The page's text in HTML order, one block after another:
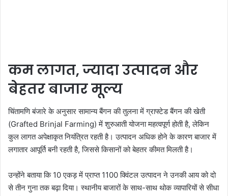
कम लागत, ज्यादा उत्पादन और
बेहतर बाजार मूल्य
चिंतामणि बंजारे के अनुसार सामान्य बैंगन की तुलना में ग्राफ्टेड बैंगन की खेती
(Grafted Brinjal Farming) में शुरुआती योजना महत्वपूर्ण होती है, लेकिन
कुल लागत अपेक्षाकृत नियंत्रित रहती है। उत्पादन अधिक होने के कारण बाजार में
लगातार आपूर्ति बनी रहती है, जिससे किसानों को बेहतर कीमत मिलती है।
उन्होंने बताया कि 10 एकड़ में प्राप्त 1100 क्विंटल उत्पादन ने उनकी आय को दो
से तीन गुना तक बढ़ा दिया। स्थानीय बाजारों के साथ-साथ थोक व्यापारियों से सीधा